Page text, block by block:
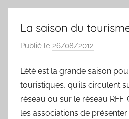
La saison du
Publié le 26/08/2012
r
S
y
l
L’été est la grande saison
touristiques, qu’ils circulent
réseau ou sur le réseau RFF.
les associations de